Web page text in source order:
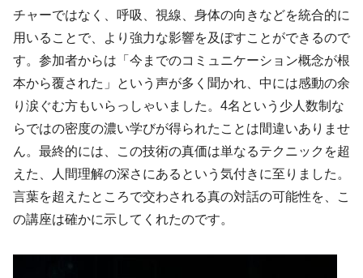
チャーではなく、呼吸、視線、身体の向きなどを統合的に
用いることで、より強力な影響を及ぼすことができるので
す。参加者からは「今までのコミュニケーション概念が根
本から覆された」という声が多く聞かれ、中には感動の余
り涙ぐむ方もいらっしゃいました。4名という少人数制な
らではの密度の濃い学びが得られたことは間違いありませ
ん。最終的には、この技術の真価は単なるテクニックを超
えた、人間理解の深さにあるという気付きに至りました。
言葉を超えたところで交わされる真の対話の可能性を、こ
の講座は確かに示してくれたのです。